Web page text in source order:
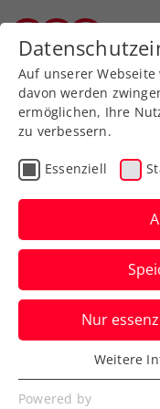
Allgemeine Klasse
win2day
Melzer,
eröffnen
Die zwei ATP-
weitere
Mittwoch ins
Auf unserer Webseite
davon werden
ermöglichen, Ihre
zu verbessern.
Essenziell
Nur
Essenziell
Essenzielle Cookies
Weitere
Powered by